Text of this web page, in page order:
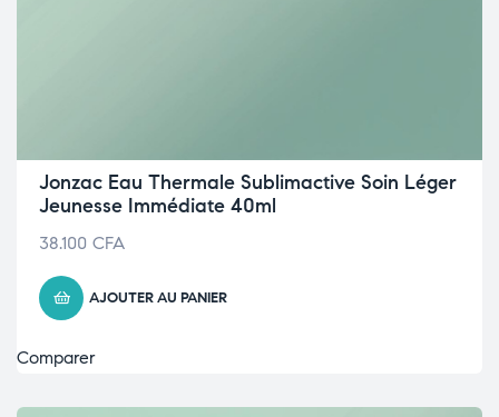
Jonzac Eau Thermale Sublimactive Soin Léger
Jeunesse Immédiate 40ml
38.100 CFA
AJOUTER AU PANIER
Comparer